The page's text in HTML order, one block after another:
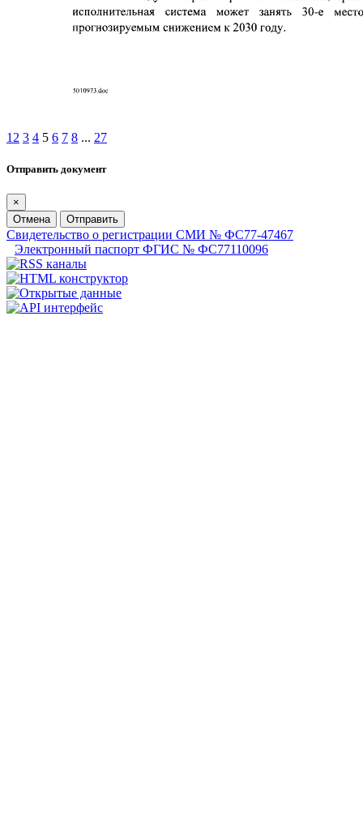
1 2 3 4 5 6 7 8 ... 27
Отправить документ
×
Отмена
Отправить
Свидетельство о регистрации СМИ № ФС77-47467
Электронный паспорт ФГИС № ФС77110096